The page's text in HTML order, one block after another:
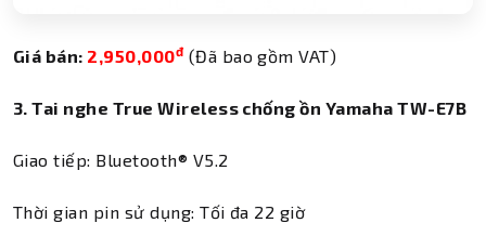
Giá bán: 2,950,000đ (Đã bao gồm VAT)
3. Tai nghe True Wireless chống ồn Yamaha TW-E7B
Giao tiếp: Bluetooth® V5.2
Thời gian pin sử dụng: Tối đa 22 giờ